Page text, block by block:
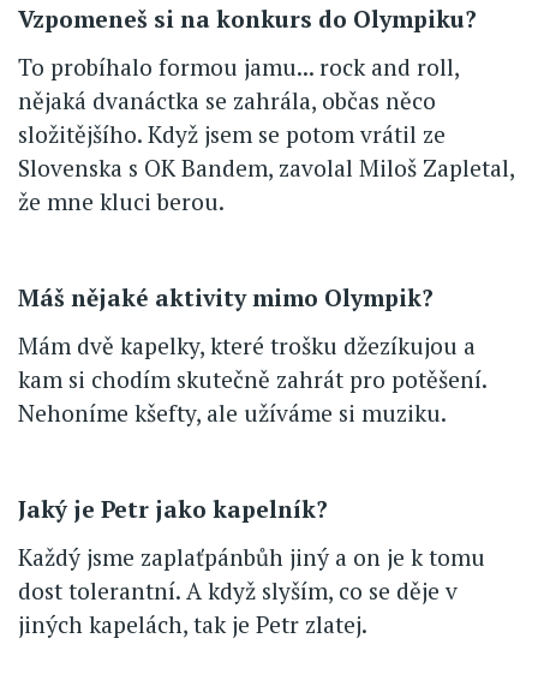
Vzpomeneš si na konkurs do Olympiku?
To probíhalo formou jamu... rock and roll,
nějaká dvanáctka se zahrála, občas něco
složitějšího. Když jsem se potom vrátil ze
Slovenska s OK Bandem, zavolal Miloš Zapletal,
že mne kluci berou.
Máš nějaké aktivity mimo Olympik?
Mám dvě kapelky, které trošku džezíkujou a
kam si chodím skutečně zahrát pro potěšení.
Nehoníme kšefty, ale užíváme si muziku.
Jaký je Petr jako kapelník?
Každý jsme zaplaťpánbůh jiný a on je k tomu
dost tolerantní. A když slyším, co se děje v
jiných kapelách, tak je Petr zlatej.